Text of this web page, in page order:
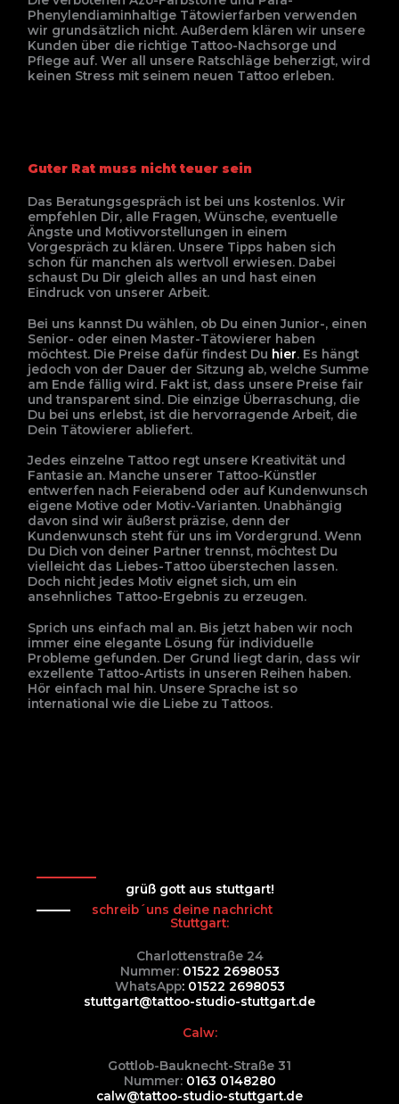
Phenylendiaminhaltige Tätowierfarben verwenden
wir grundsätzlich nicht. Außerdem klären wir unsere
Kunden über die richtige Tattoo-Nachsorge und
Pflege auf. Wer all unsere Ratschläge beherzigt, wird
keinen Stress mit seinem neuen Tattoo erleben.
Guter Rat muss nicht teuer sein
Das Beratungsgespräch ist bei uns kostenlos. Wir
empfehlen Dir, alle Fragen, Wünsche, eventuelle
Ängste und Motivvorstellungen in einem
Vorgespräch zu klären. Unsere Tipps haben sich
schon für manchen als wertvoll erwiesen. Dabei
schaust Du Dir gleich alles an und hast einen
Eindruck von unserer Arbeit.
Bei uns kannst Du wählen, ob Du einen Junior-, einen
Senior- oder einen Master-Tätowierer haben
möchtest. Die Preise dafür findest Du hier. Es hängt
jedoch von der Dauer der Sitzung ab, welche Summe
am Ende fällig wird. Fakt ist, dass unsere Preise fair
und transparent sind. Die einzige Überraschung, die
Du bei uns erlebst, ist die hervorragende Arbeit, die
Dein Tätowierer abliefert.
Jedes einzelne Tattoo regt unsere Kreativität und
Fantasie an. Manche unserer Tattoo-Künstler
entwerfen nach Feierabend oder auf Kundenwunsch
eigene Motive oder Motiv-Varianten. Unabhängig
davon sind wir äußerst präzise, denn der
Kundenwunsch steht für uns im Vordergrund. Wenn
Du Dich von deiner Partner trennst, möchtest Du
vielleicht das Liebes-Tattoo überstechen lassen.
Doch nicht jedes Motiv eignet sich, um ein
ansehnliches Tattoo-Ergebnis zu erzeugen.
Sprich uns einfach mal an. Bis jetzt haben wir noch
immer eine elegante Lösung für individuelle
Probleme gefunden. Der Grund liegt darin, dass wir
exzellente Tattoo-Artists in unseren Reihen haben.
Hör einfach mal hin. Unsere Sprache ist so
international wie die Liebe zu Tattoos.
grüß gott aus stuttgart!
schreib´uns deine nachricht
Stuttgart:
Charlottenstraße 24
Nummer: 01522 2698053
WhatsApp: 01522 2698053
stuttgart@tattoo-studio-stuttgart.de
Calw:
Gottlob-Bauknecht-Straße 31
Nummer: 0163 0148280
calw@tattoo-studio-stuttgart.de